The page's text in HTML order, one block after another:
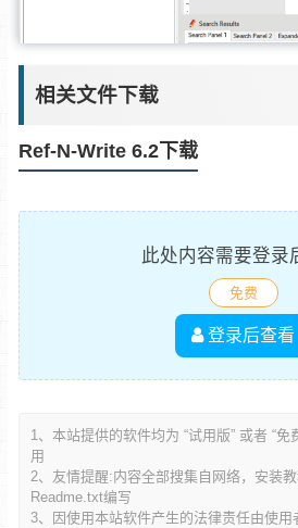
相关文件下载
Ref-N-Write 6.2下载
此处内容需要登录
免费
登录后查看
1、本站提供的软件均为 “试用版” 或者 “
用
2、友情提醒:内容全部搜集自网络，安装
Readme.txt编写
3、因使用本站软件产生的法律责任由使